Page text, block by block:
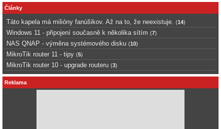
Články
Táto kapela má milióny fanúšikov. Až na to, že neexistuje. (14)
Windows 11 - připojení současně k několika sítím (7)
NAS QNAP - výměna systémového disku (10)
MikroTik router 11 - tipy (5)
MikroTik router 10 - upgrade routeru (3)
Reklama